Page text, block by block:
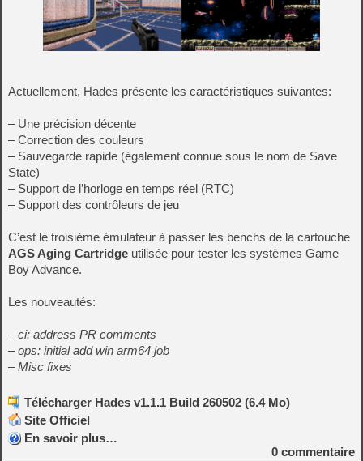
Actuellement, Hades présente les caractéristiques suivantes:
– Une précision décente
– Correction des couleurs
– Sauvegarde rapide (également connue sous le nom de Save
State)
– Support de l’horloge en temps réel (RTC)
– Support des contrôleurs de jeu
C’est le troisième émulateur à passer les benchs de la cartouche
AGS Aging Cartridge utilisée pour tester les systèmes Game
Boy Advance.
Les nouveautés:
– ci: address PR comments
– ops: initial add win arm64 job
– Misc fixes
Télécharger Hades v1.1.1 Build 260502 (6.4 Mo)
Site Officiel
En savoir plus…
0 commentaire